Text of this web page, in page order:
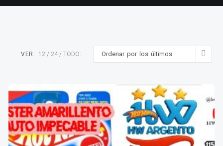
Ordenar por los últimos
VER: 12 24 TODO: